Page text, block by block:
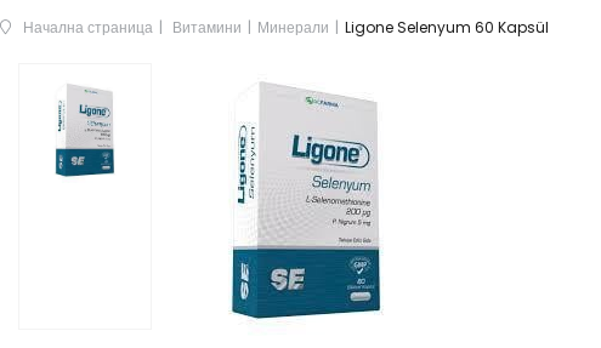
Начална страница Витамини Минерали Ligone Selenyum 60 Kapsül